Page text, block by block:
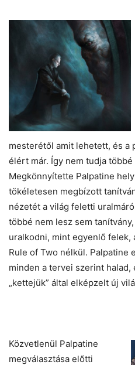
mesterétől amit lehetett, és a
élért már. Így nem tudja
Megkönnyítette Palpatine
tökéletesen megbízott
nézetét a világ feletti
többé nem lesz sem
uralkodni, mint egyenlő felek,
Rule of Two nélkül. Palpatine
minden a tervei szerint halad,
„kettejük” által elképzelt új
Közvetlenül Palpatine
megválasztása előtti